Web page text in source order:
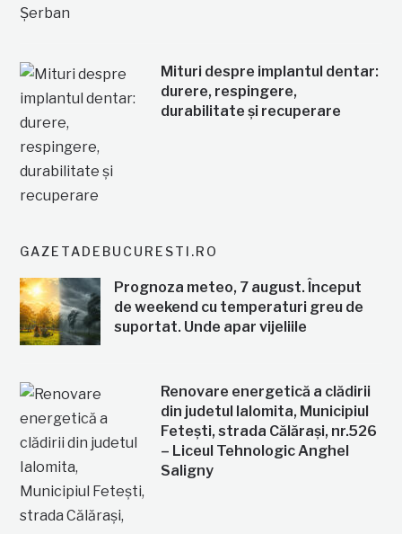
Mituri despre implantul dentar:
durere, respingere,
durabilitate și recuperare
GAZETADEBUCURESTI.RO
Prognoza meteo, 7 august. Început
de weekend cu temperaturi greu de
suportat. Unde apar vijeliile
Renovare energetică a clădirii
din judetul Ialomita, Municipiul
Fetești, strada Călărași, nr.526
– Liceul Tehnologic Anghel
Saligny